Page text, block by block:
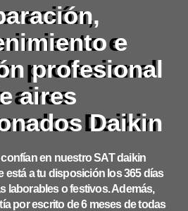
e
profesional
aires
Daikin
en nuestro SAT daikin
está a tu disposición los 365 días
laborables o festivos. Además,
por escrito de 6 meses de todas